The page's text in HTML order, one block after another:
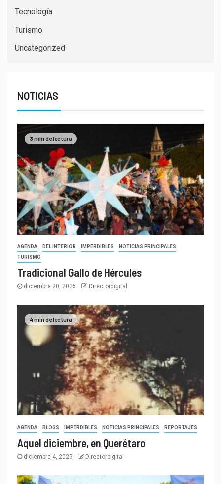
Tecnología
Turismo
Uncategorized
NOTICIAS
3 min de lectura
AGENDA DEL INTERIOR IMPERDIBLES
NOTICIAS PRINCIPALES
TURISMO
Tradicional Gallo de Hércules
diciembre 20, 2025 Directordigital
4 min de lectura
AGENDA BLOGS IMPERDIBLES NOTICIAS PRINCIPALES REPORTAJES
Aquel diciembre, en Querétaro
diciembre 4, 2025 Directordigital